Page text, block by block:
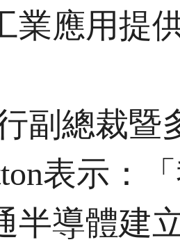
業應用提
副總裁暨
表示：
半導體建